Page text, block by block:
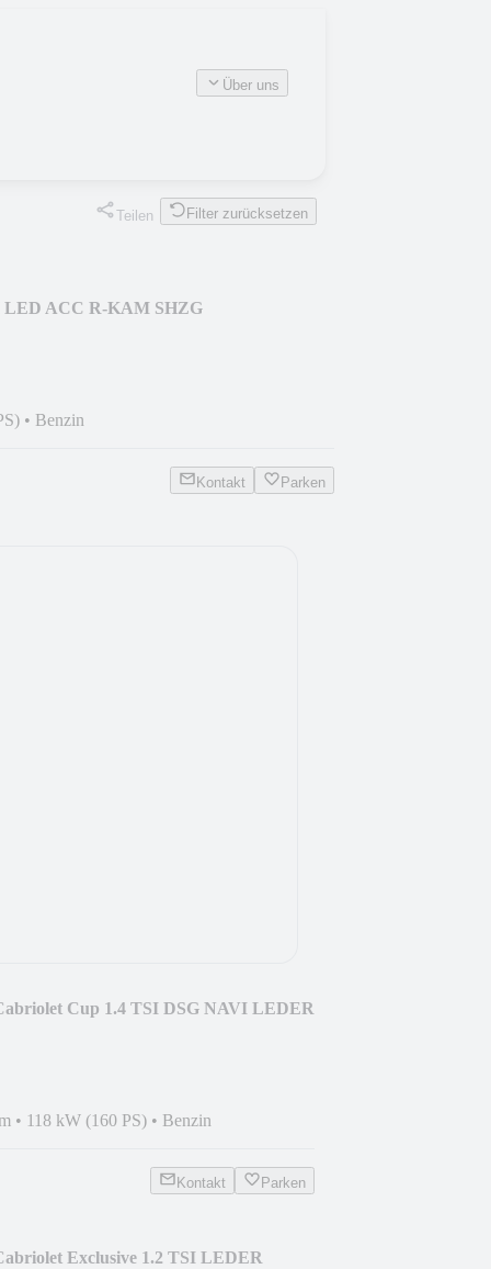
Über uns
Teilen Filter zurücksetzen
LED ACC R-KAM SHZG
• Benzin
Kontakt Parken
Cup 1.4 TSI DSG NAVI LEDER
• 118 kW (160 PS) • Benzin
Kontakt Parken
Exclusive 1.2 TSI LEDER